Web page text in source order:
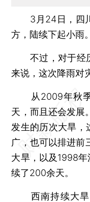
3月24日，四川
方，陆续下起小雨。
不过，对于经历
来说，这次降雨对
从2009年秋季
天，而且还会发展
发生的历次大旱，
广，也可以排进前
大旱，以及1998
续了200余天。
西南持续大旱